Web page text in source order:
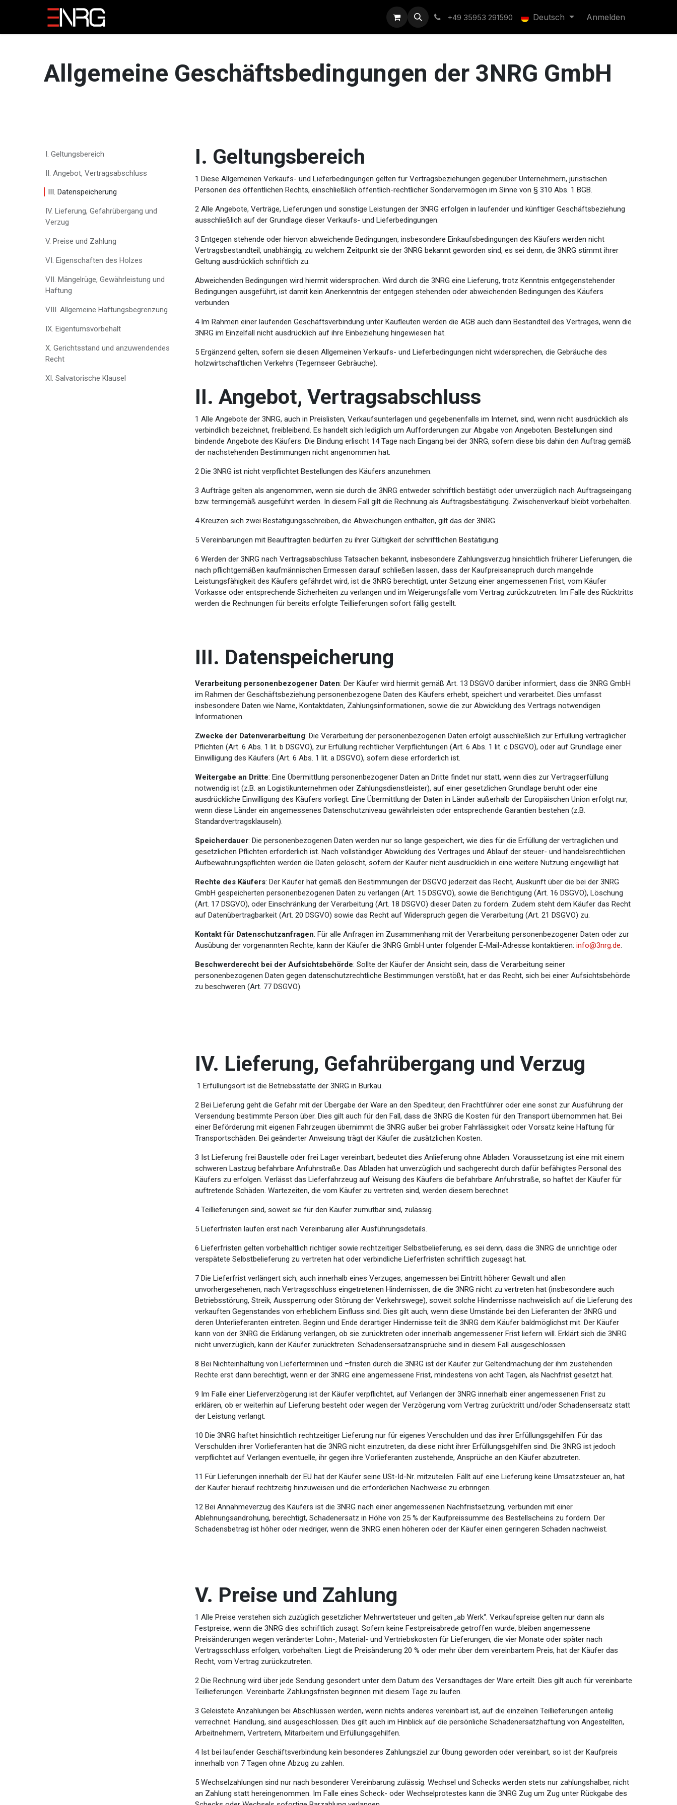
Benefits +49 35953 291590 Deutsch Anmelden
Allgemeine Geschäftsbedingungen der 3NRG GmbH
I. Geltungsbereich
II. Angebot, Vertragsabschluss
III. Datenspeicherung
IV. Lieferung, Gefahrübergang und
Verzug
V. Preise und Zahlung
VI. Eigenschaften des Holzes
VII. Mängelrüge, Gewährleistung und
Haftung
VIII. Allgemeine Haftungsbegrenzung
IX. Eigentumsvorbehalt
X. Gerichtsstand und anzuwendendes
Recht
XI. Salvatorische Klausel
I. Geltungsbereich
1 Diese Allgemeinen Verkaufs- und Lieferbedingungen gelten für Vertragsbeziehungen gegenüber Unternehmern, juristischen
Personen des öffentlichen Rechts, einschließlich öffentlich-rechtlicher Sondervermögen im Sinne von § 310 Abs. 1 BGB.
2 Alle Angebote, Verträge, Lieferungen und sonstige Leistungen der 3NRG erfolgen in laufender und künftiger Geschäftsbeziehung
ausschließlich auf der Grundlage dieser Verkaufs- und Lieferbedingungen.
3 Entgegen stehende oder hiervon abweichende Bedingungen, insbesondere Einkaufsbedingungen des Käufers werden nicht
Vertragsbestandteil, unabhängig, zu welchem Zeitpunkt sie der 3NRG bekannt geworden sind, es sei denn, die 3NRG stimmt ihrer
Geltung ausdrücklich schriftlich zu.
Abweichenden Bedingungen wird hiermit widersprochen. Wird durch die 3NRG eine Lieferung, trotz Kenntnis entgegenstehender
Bedingungen ausgeführt, ist damit kein Anerkenntnis der entgegen stehenden oder abweichenden Bedingungen des Käufers
verbunden.
4 Im Rahmen einer laufenden Geschäftsverbindung unter Kaufleuten werden die AGB auch dann Bestandteil des Vertrages, wenn die
3NRG im Einzelfall nicht ausdrücklich auf ihre Einbeziehung hingewiesen hat.
5 Ergänzend gelten, sofern sie diesen Allgemeinen Verkaufs- und Lieferbedingungen nicht widersprechen, die Gebräuche des
holzwirtschaftlichen Verkehrs (Tegernseer Gebräuche).
II. Angebot, Vertragsabschluss
1 Alle Angebote der 3NRG, auch in Preislisten, Verkaufsunterlagen und gegebenenfalls im Internet, sind, wenn nicht ausdrücklich als
verbindlich bezeichnet, freibleibend. Es handelt sich lediglich um Aufforderungen zur Abgabe von Angeboten. Bestellungen sind
bindende Angebote des Käufers. Die Bindung erlischt 14 Tage nach Eingang bei der 3NRG, sofern diese bis dahin den Auftrag gemäß
der nachstehenden Bestimmungen nicht angenommen hat.
2 Die 3NRG ist nicht verpflichtet Bestellungen des Käufers anzunehmen.
3 Aufträge gelten als angenommen, wenn sie durch die 3NRG entweder schriftlich bestätigt oder unverzüglich nach Auftragseingang
bzw. termingemäß ausgeführt werden. In diesem Fall gilt die Rechnung als Auftragsbestätigung. Zwischenverkauf bleibt vorbehalten.
4 Kreuzen sich zwei Bestätigungsschreiben, die Abweichungen enthalten, gilt das der 3NRG.
5 Vereinbarungen mit Beauftragten bedürfen zu ihrer Gültigkeit der schriftlichen Bestätigung.
6 Werden der 3NRG nach Vertragsabschluss Tatsachen bekannt, insbesondere Zahlungsverzug hinsichtlich früherer Lieferungen, die
nach pflichtgemäßen kaufmännischen Ermessen darauf schließen lassen, dass der Kaufpreisanspruch durch mangelnde
Leistungsfähigkeit des Käufers gefährdet wird, ist die 3NRG berechtigt, unter Setzung einer angemessenen Frist, vom Käufer
Vorkasse oder entsprechende Sicherheiten zu verlangen und im Weigerungsfalle vom Vertrag zurückzutreten. Im Falle des Rücktritts
werden die Rechnungen für bereits erfolgte Teillieferungen sofort fällig gestellt.
III. Datenspeicherung
Verarbeitung personenbezogener Daten: Der Käufer wird hiermit gemäß Art. 13 DSGVO darüber informiert, dass die 3NRG GmbH
im Rahmen der Geschäftsbeziehung personenbezogene Daten des Käufers erhebt, speichert und verarbeitet. Dies umfasst
insbesondere Daten wie Name, Kontaktdaten, Zahlungsinformationen, sowie die zur Abwicklung des Vertrags notwendigen
Informationen.
Zwecke der Datenverarbeitung: Die Verarbeitung der personenbezogenen Daten erfolgt ausschließlich zur Erfüllung vertraglicher
Pflichten (Art. 6 Abs. 1 lit. b DSGVO), zur Erfüllung rechtlicher Verpflichtungen (Art. 6 Abs. 1 lit. c DSGVO), oder auf Grundlage einer
Einwilligung des Käufers (Art. 6 Abs. 1 lit. a DSGVO), sofern diese erforderlich ist.
Weitergabe an Dritte: Eine Übermittlung personenbezogener Daten an Dritte findet nur statt, wenn dies zur Vertragserfüllung
notwendig ist (z.B. an Logistikunternehmen oder Zahlungsdienstleister), auf einer gesetzlichen Grundlage beruht oder eine
ausdrückliche Einwilligung des Käufers vorliegt. Eine Übermittlung der Daten in Länder außerhalb der Europäischen Union erfolgt nur,
wenn diese Länder ein angemessenes Datenschutzniveau gewährleisten oder entsprechende Garantien bestehen (z.B.
Standardvertragsklauseln).
Speicherdauer: Die personenbezogenen Daten werden nur so lange gespeichert, wie dies für die Erfüllung der vertraglichen und
gesetzlichen Pflichten erforderlich ist. Nach vollständiger Abwicklung des Vertrages und Ablauf der steuer- und handelsrechtlichen
Aufbewahrungspflichten werden die Daten gelöscht, sofern der Käufer nicht ausdrücklich in eine weitere Nutzung eingewilligt hat.
Rechte des Käufers: Der Käufer hat gemäß den Bestimmungen der DSGVO jederzeit das Recht, Auskunft über die bei der 3NRG
GmbH gespeicherten personenbezogenen Daten zu verlangen (Art. 15 DSGVO), sowie die Berichtigung (Art. 16 DSGVO), Löschung
(Art. 17 DSGVO), oder Einschränkung der Verarbeitung (Art. 18 DSGVO) dieser Daten zu fordern. Zudem steht dem Käufer das Recht
auf Datenübertragbarkeit (Art. 20 DSGVO) sowie das Recht auf Widerspruch gegen die Verarbeitung (Art. 21 DSGVO) zu.
Kontakt für Datenschutzanfragen: Für alle Anfragen im Zusammenhang mit der Verarbeitung personenbezogener Daten oder zur
Ausübung der vorgenannten Rechte, kann der Käufer die 3NRG GmbH unter folgender E-Mail-Adresse kontaktieren: info@3nrg.de.
Beschwerderecht bei der Aufsichtsbehörde: Sollte der Käufer der Ansicht sein, dass die Verarbeitung seiner
personenbezogenen Daten gegen datenschutzrechtliche Bestimmungen verstößt, hat er das Recht, sich bei einer Aufsichtsbehörde
zu beschweren (Art. 77 DSGVO).
IV. Lieferung, Gefahrübergang und Verzug
1 Erfüllungsort ist die Betriebsstätte der 3NRG in Burkau.
2 Bei Lieferung geht die Gefahr mit der Übergabe der Ware an den Spediteur, den Frachtführer oder eine sonst zur Ausführung der
Versendung bestimmte Person über. Dies gilt auch für den Fall, dass die 3NRG die Kosten für den Transport übernommen hat. Bei
einer Beförderung mit eigenen Fahrzeugen übernimmt die 3NRG außer bei grober Fahrlässigkeit oder Vorsatz keine Haftung für
Transportschäden. Bei geänderter Anweisung trägt der Käufer die zusätzlichen Kosten.
3 Ist Lieferung frei Baustelle oder frei Lager vereinbart, bedeutet dies Anlieferung ohne Abladen. Voraussetzung ist eine mit einem
schweren Lastzug befahrbare Anfuhrstraße. Das Abladen hat unverzüglich und sachgerecht durch dafür befähigtes Personal des
Käufers zu erfolgen. Verlässt das Lieferfahrzeug auf Weisung des Käufers die befahrbare Anfuhrstraße, so haftet der Käufer für
auftretende Schäden. Wartezeiten, die vom Käufer zu vertreten sind, werden diesem berechnet.
4 Teillieferungen sind, soweit sie für den Käufer zumutbar sind, zulässig.
5 Lieferfristen laufen erst nach Vereinbarung aller Ausführungsdetails.
6 Lieferfristen gelten vorbehaltlich richtiger sowie rechtzeitiger Selbstbelieferung, es sei denn, dass die 3NRG die unrichtige oder
verspätete Selbstbelieferung zu vertreten hat oder verbindliche Lieferfristen schriftlich zugesagt hat.
7 Die Lieferfrist verlängert sich, auch innerhalb eines Verzuges, angemessen bei Eintritt höherer Gewalt und allen
unvorhergesehenen, nach Vertragsschluss eingetretenen Hindernissen, die die 3NRG nicht zu vertreten hat (insbesondere auch
Betriebsstörung, Streik, Aussperrung oder Störung der Verkehrswege), soweit solche Hindernisse nachweislich auf die Lieferung des
verkauften Gegenstandes von erheblichem Einfluss sind. Dies gilt auch, wenn diese Umstände bei den Lieferanten der 3NRG und
deren Unterlieferanten eintreten. Beginn und Ende derartiger Hindernisse teilt die 3NRG dem Käufer baldmöglichst mit. Der Käufer
kann von der 3NRG die Erklärung verlangen, ob sie zurücktreten oder innerhalb angemessener Frist liefern will. Erklärt sich die 3NRG
nicht unverzüglich, kann der Käufer zurücktreten. Schadensersatzansprüche sind in diesem Fall ausgeschlossen.
8 Bei Nichteinhaltung von Lieferterminen und –fristen durch die 3NRG ist der Käufer zur Geltendmachung der ihm zustehenden
Rechte erst dann berechtigt, wenn er der 3NRG eine angemessene Frist, mindestens von acht Tagen, als Nachfrist gesetzt hat.
9 Im Falle einer Lieferverzögerung ist der Käufer verpflichtet, auf Verlangen der 3NRG innerhalb einer angemessenen Frist zu
erklären, ob er weiterhin auf Lieferung besteht oder wegen der Verzögerung vom Vertrag zurücktritt und/oder Schadensersatz statt
der Leistung verlangt.
10 Die 3NRG haftet hinsichtlich rechtzeitiger Lieferung nur für eigenes Verschulden und das ihrer Erfüllungsgehilfen. Für das
Verschulden ihrer Vorlieferanten hat die 3NRG nicht einzutreten, da diese nicht ihrer Erfüllungsgehilfen sind. Die 3NRG ist jedoch
verpflichtet auf Verlangen eventuelle, ihr gegen ihre Vorlieferanten zustehende, Ansprüche an den Käufer abzutreten.
11 Für Lieferungen innerhalb der EU hat der Käufer seine USt-Id-Nr. mitzuteilen. Fällt auf eine Lieferung keine Umsatzsteuer an, hat
der Käufer hierauf rechtzeitig hinzuweisen und die erforderlichen Nachweise zu erbringen.
12 Bei Annahmeverzug des Käufers ist die 3NRG nach einer angemessenen Nachfristsetzung, verbunden mit einer
Ablehnungsandrohung, berechtigt, Schadenersatz in Höhe von 25 % der Kaufpreissumme des Bestellscheins zu fordern. Der
Schadensbetrag ist höher oder niedriger, wenn die 3NRG einen höheren oder der Käufer einen geringeren Schaden nachweist.
V. Preise und Zahlung
1 Alle Preise verstehen sich zuzüglich gesetzlicher Mehrwertsteuer und gelten „ab Werk“. Verkaufspreise gelten nur dann als
Festpreise, wenn die 3NRG dies schriftlich zusagt. Sofern keine Festpreisabrede getroffen wurde, bleiben angemessene
Preisänderungen wegen veränderter Lohn-, Material- und Vertriebskosten für Lieferungen, die vier Monate oder später nach
Vertragsschluss erfolgen, vorbehalten. Liegt die Preisänderung 20 % oder mehr über dem vereinbartem Preis, hat der Käufer das
Recht, vom Vertrag zurückzutreten.
2 Die Rechnung wird über jede Sendung gesondert unter dem Datum des Versandtages der Ware erteilt. Dies gilt auch für vereinbarte
Teillieferungen. Vereinbarte Zahlungsfristen beginnen mit diesem Tage zu laufen.
3 Geleistete Anzahlungen bei Abschlüssen werden, wenn nichts anderes vereinbart ist, auf die einzelnen Teillieferungen anteilig
verrechnet. Handlung, sind ausgeschlossen. Dies gilt auch im Hinblick auf die persönliche Schadenersatzhaftung von Angestellten,
Arbeitnehmern, Vertretern, Mitarbeitern und Erfüllungsgehilfen.
4 Ist bei laufender Geschäftsverbindung kein besonderes Zahlungsziel zur Übung geworden oder vereinbart, so ist der Kaufpreis
innerhalb von 7 Tagen ohne Abzug zu zahlen.
5 Wechselzahlungen sind nur nach besonderer Vereinbarung zulässig. Wechsel und Schecks werden stets nur zahlungshalber, nicht
an Zahlung statt hereingenommen. Im Falle eines Scheck- oder Wechselprotestes kann die 3NRG Zug um Zug unter Rückgabe des